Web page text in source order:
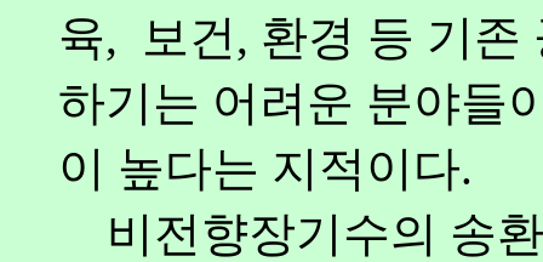
육, 보건, 환경 등 기존
하기는 어려운 분야들
이 높다는 지적이다.
비전향장기수의 송